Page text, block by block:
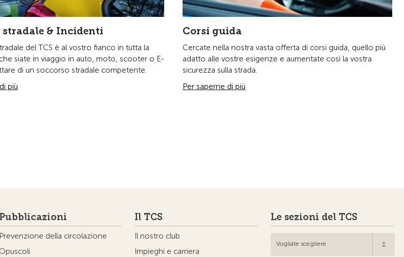
stradale & Incidenti
del TCS è al vostro fianco in tutta la
siate in viaggio in auto, moto, scooter o E-
di un soccorso stradale competente.
più
Corsi guida
Cercate nella nostra vasta offerta di corsi guida, quello più
adatto alle vostre esigenze e aumentate così la vostra
sicurezza sulla strada.
Per saperne di più
Pubblicazioni
Prevenzione della circolazione
Opuscoli
Il TCS
Il nostro club
Impieghi e carriera
Le sezioni del TCS
Vogliate scegliere